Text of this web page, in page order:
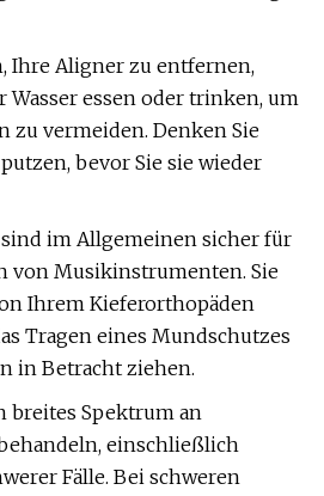
Ihre Aligner zu entfernen,
Wasser essen oder trinken, um
zu vermeiden. Denken Sie
bevor Sie sie wieder
im Allgemeinen sicher für
von Musikinstrumenten. Sie
Ihrem Kieferorthopäden
Tragen eines Mundschutzes
in Betracht ziehen.
breites Spektrum an
einschließlich
Fälle. Bei schweren